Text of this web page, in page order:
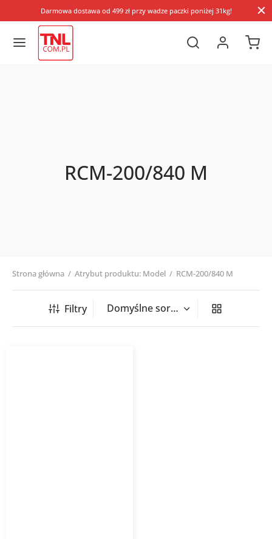
Darmowa dostawa od 499 zł przy wadze paczki poniżej 31kg!
RCM-200/840 M
Strona główna / Atrybut produktu: Model / RCM-200/840 M
Filtry